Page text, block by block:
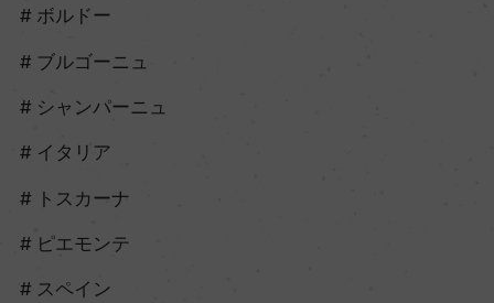
ボルドー
ブルゴーニュ
シャンパーニュ
イタリア
トスカーナ
ピエモンテ
スペイン